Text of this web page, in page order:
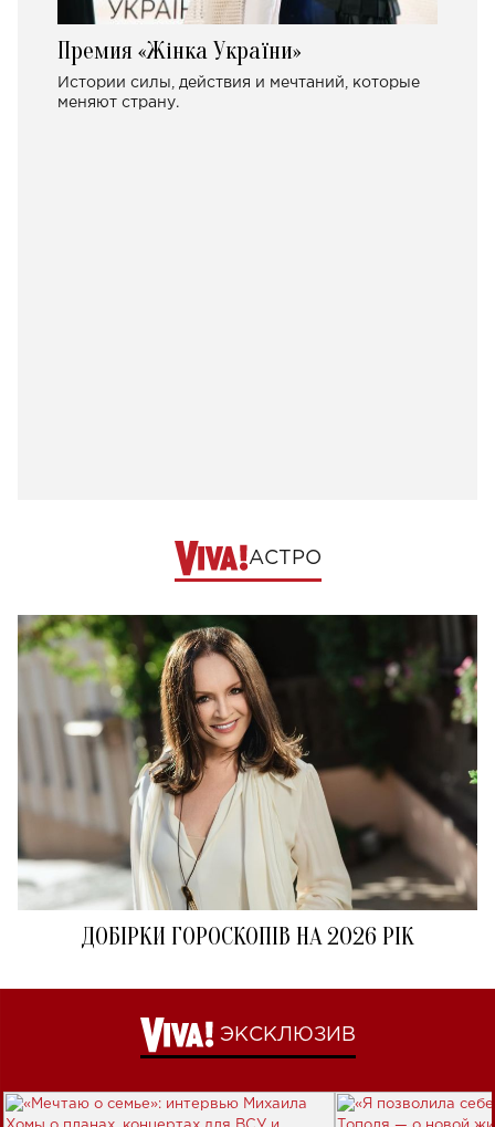
Премия «Жінка України»
Истории силы, действия и мечтаний, которые
меняют страну.
АСТРО
ДОБІРКИ ГОРОСКОПІВ НА 2026 РІК
ЭКСКЛЮЗИВ